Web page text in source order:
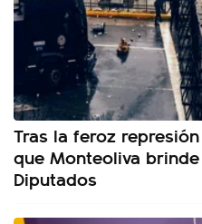
Tras la feroz
que Monteoliva
Diputados